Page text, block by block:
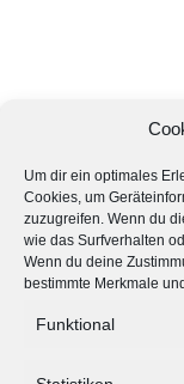
Um dir ein optimales
Cookies, um
zuzugreifen. Wenn du
wie das Surfverhalten
Wenn du deine
bestimmte Merkmale
Funktional